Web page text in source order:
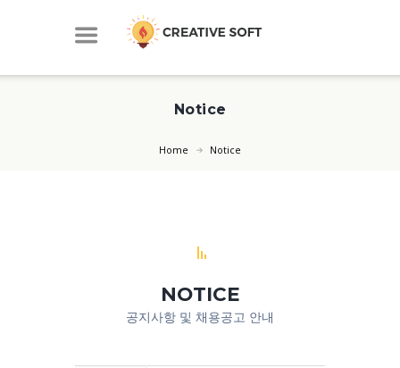
Notice
Home Notice
NOTICE
공지사항 및 채용공고 안내